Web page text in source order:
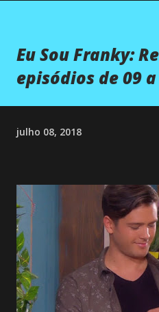
Eu Sou Franky:
episódios de 09
julho 08, 2018